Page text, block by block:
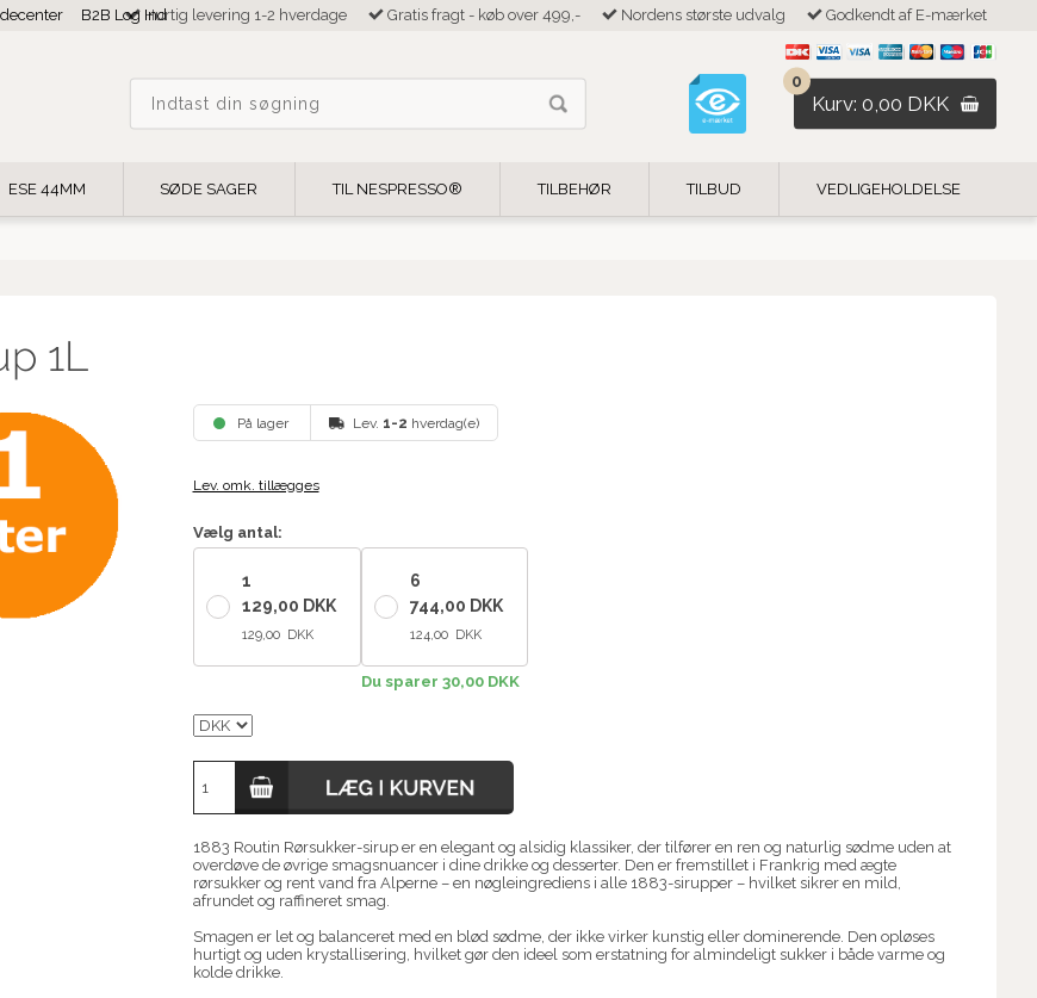
B2B Log IndHurtig levering 1-2 hverdage Gratis fragt - køb over 499,- Nordens største udvalg Godkendt af E-mærket
0
Kurv: 0,00 DKK
ESE 44MM SØDE SAGER TIL NESPRESSO® TILBEHØR TILBUD VEDLIGEHOLDELSE
1L
På lager Lev. 1-2 hverdag(e)
Lev. omk. tillægges
Vælg antal:
1
129,00 DKK
129,00 DKK
6
744,00 DKK
124,00 DKK
Du sparer 30,00 DKK
1883 Routin Rørsukker-sirup er en elegant og alsidig klassiker, der tilfører en ren og naturlig sødme uden at
overdøve de øvrige smagsnuancer i dine drikke og desserter. Den er fremstillet i Frankrig med ægte
rørsukker og rent vand fra Alperne – en nøgleingrediens i alle 1883-sirupper – hvilket sikrer en mild,
afrundet og raffineret smag.
Smagen er let og balanceret med en blød sødme, der ikke virker kunstig eller dominerende. Den opløses
hurtigt og uden krystallisering, hvilket gør den ideel som erstatning for almindeligt sukker i både varme og
kolde drikke.